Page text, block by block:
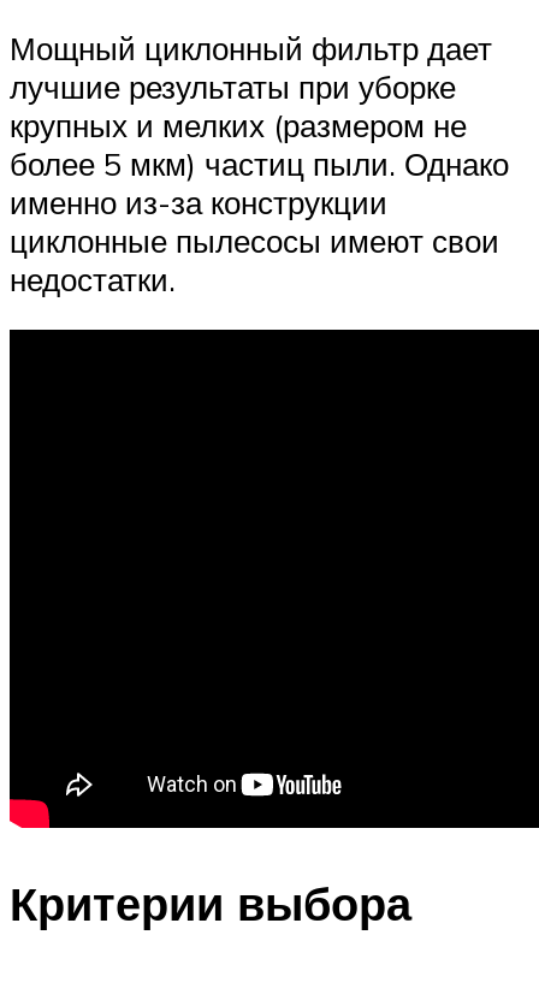
Мощный циклонный фильтр дает
лучшие результаты при уборке
крупных и мелких (размером не
более 5 мкм) частиц пыли. Однако
именно из-за конструкции
циклонные пылесосы имеют свои
недостатки.
Критерии выбора